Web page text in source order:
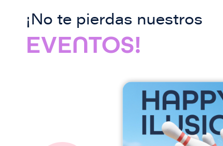
¡No te pierdas nuestros
EVENTOS!
I
g